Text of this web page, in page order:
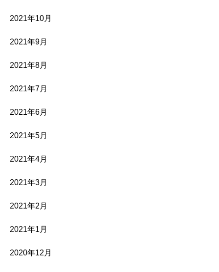
2021年10月
2021年9月
2021年8月
2021年7月
2021年6月
2021年5月
2021年4月
2021年3月
2021年2月
2021年1月
2020年12月